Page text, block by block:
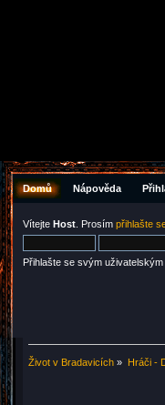
Domů Nápověda
Vítejte Host . Prosím přihlašte
Přihlašte se svým uživatelským
Život v Bradavicích » Hráči -